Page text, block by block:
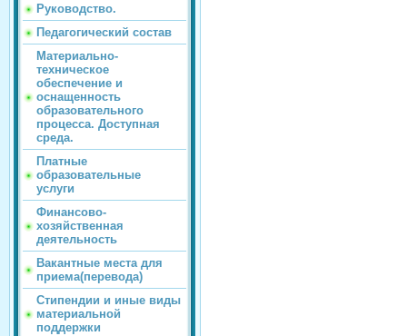
Руководство.
Педагогический состав
Материально-
техническое
обеспечение и
оснащенность
образовательного
процесса. Доступная
среда.
Платные
образовательные
услуги
Финансово-
хозяйственная
деятельность
Вакантные места для
приема(перевода)
Стипендии и иные виды
материальной
поддержки